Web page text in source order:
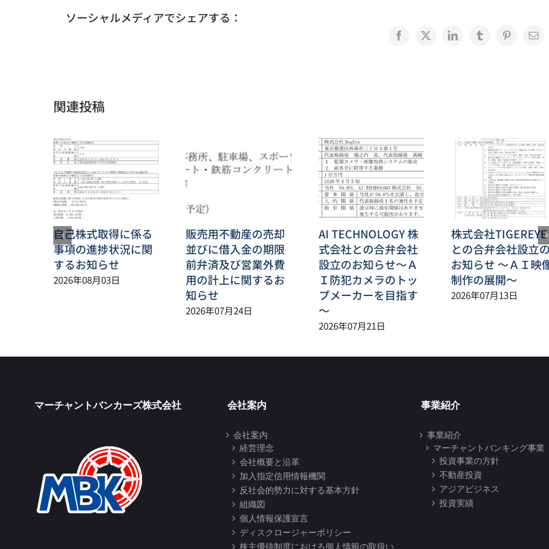
ソーシャルメディアでシェアする：
Facebook
X LinkedInTumblrPinterest
電
関連投稿
自己株式取得に係る
事項の進捗状況に関
するお知らせ
2026年08月03日
販売用不動産の売却
並びに借入金の期限
前弁済及び営業外費
用の計上に関するお
知らせ
2026年07月24日
AI TECHNOLOGY 株
式会社との合弁会社
設立のお知らせ～Ａ
Ｉ防犯カメラのトッ
プメーカーを目指す
～
2026年07月21日
株式会社TIGEREYE
との合弁会社設立
お知らせ ～ＡＩ映
制作の展開～
2026年07月13日
マーチャントバンカーズ株式会社 会社案内
会社案内
経営理念
会社概要と沿革
加入指定信用情報機関
反社会的勢力に対する基本方針
組織図
個人情報保護宣言
ディスクロージャーポリシー
株主優待制度における個人情報の取扱い
事業紹介
事業紹介
マーチャントバンキング事業
投資事業の方針
不動産投資
アジアビジネス
投資実績